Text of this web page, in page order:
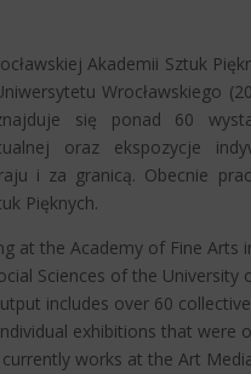
Akademii Sztuk
Wrocławskiego
się ponad 60
oraz ekspozycje
i za granicą. Obecnie
Pięknych.
at the Academy of Fine Arts
Sciences of the University
includes over 60
exhibitions that were
works at the Art